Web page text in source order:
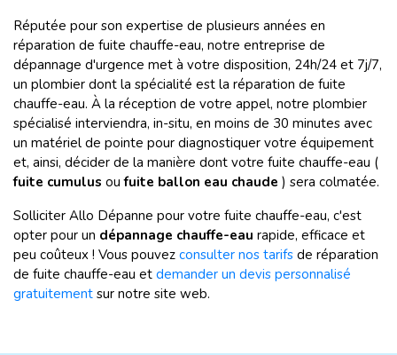
Réputée pour son expertise de plusieurs années en
réparation de fuite chauffe-eau, notre entreprise de
dépannage d'urgence met à votre disposition, 24h/24 et 7j/7,
un plombier dont la spécialité est la réparation de fuite
chauffe-eau. À la réception de votre appel, notre plombier
spécialisé interviendra, in-situ, en moins de 30 minutes avec
un matériel de pointe pour diagnostiquer votre équipement
et, ainsi, décider de la manière dont votre fuite chauffe-eau (
fuite cumulus oufuite ballon eau chaude ) sera colmatée.
Solliciter Allo Dépanne pour votre fuite chauffe-eau, c'est
opter pour un dépannage chauffe-eau rapide, efficace et
peu coûteux ! Vous pouvez consulter nos tarifs de réparation
de fuite chauffe-eau et demander un devis personnalisé
gratuitement sur notre site web.